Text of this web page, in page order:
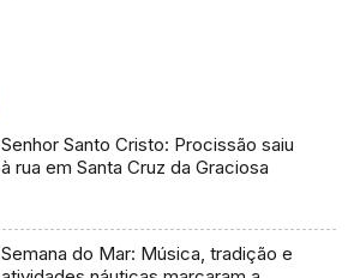
Senhor Santo Cristo: Procissão saiu
à rua em Santa Cruz da Graciosa
Semana do Mar: Música, tradição e